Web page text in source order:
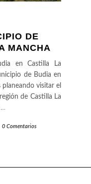
DE
MANCHA
en Castilla La
de Budia en
planeando visitar el
de Castilla La
…
0 Comentarios